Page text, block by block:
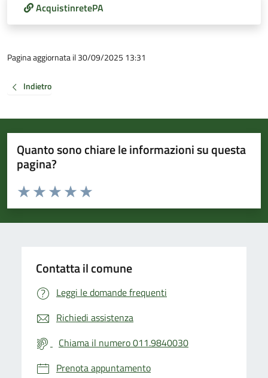
AcquistinretePA
Pagina aggiornata il 30/09/2025 13:31
Indietro
Quanto sono chiare le informazioni su questa
pagina?
Valuta da 1 a 5 stelle la pagina
Valuta 5 stelle su 5
Valuta 4 stelle su 5
Valuta 3 stelle su 5
Valuta 2 stelle su 5
Valuta 1 stelle su 5
Contatta il comune
Leggi le domande frequenti
Richiedi assistenza
Chiama il numero 011.9840030
Prenota appuntamento